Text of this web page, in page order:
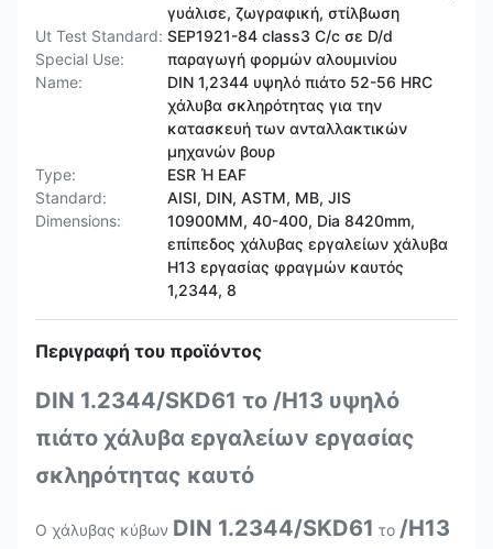
γυάλισε, ζωγραφική, στίλβωση
Ut Test Standard: SEP1921-84 class3 C/c σε D/d
Special Use:
παραγωγή φορμών αλουμινίου
Name:
DIN 1,2344 υψηλό πιάτο 52-56 HRC
χάλυβα σκληρότητας για την
κατασκευή των ανταλλακτικών
μηχανών βουρ
Type:
ESR Ή EAF
Standard:
AISI, DIN, ASTM, ΜΒ, JIS
Dimensions:
10900MM, 40-400, Dia 8420mm,
επίπεδος χάλυβας εργαλείων χάλυβα
H13 εργασίας φραγμών καυτός
1,2344, 8
Περιγραφή του προϊόντος
DIN 1.2344/SKD61 το /H13 υψηλό
πιάτο χάλυβα εργαλείων εργασίας
σκληρότητας καυτό
Ο χάλυβας κύβων DIN 1.2344/SKD61 το /H13